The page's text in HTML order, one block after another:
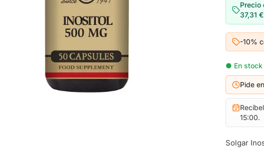
Precio
37,31 €
-10%
● En stock
Pide en
15:00.
Solgar